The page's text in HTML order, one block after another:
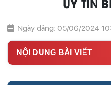
Ngày đăng: 05/06/2024
NỘI DUNG BÀI VIẾT